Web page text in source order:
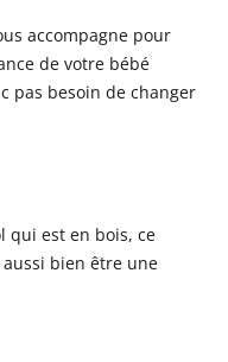
accompagne pour
de votre bébé
pas besoin de changer
qui est en bois, ce
bien être une